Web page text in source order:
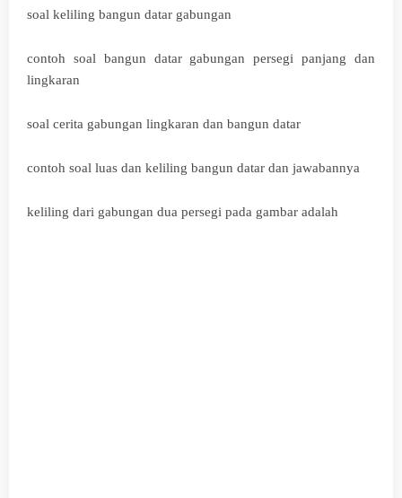
soal keliling bangun datar gabungan
contoh soal bangun datar gabungan persegi panjang dan
lingkaran
soal cerita gabungan lingkaran dan bangun datar
contoh soal luas dan keliling bangun datar dan jawabannya
keliling dari gabungan dua persegi pada gambar adalah